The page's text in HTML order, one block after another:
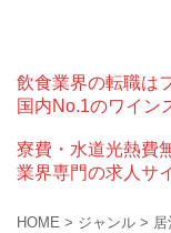
飲食業界の転職は
国内No.1のワイン
寮費・水道光熱費
業界専門の求人サ
HOME > ジャンル >